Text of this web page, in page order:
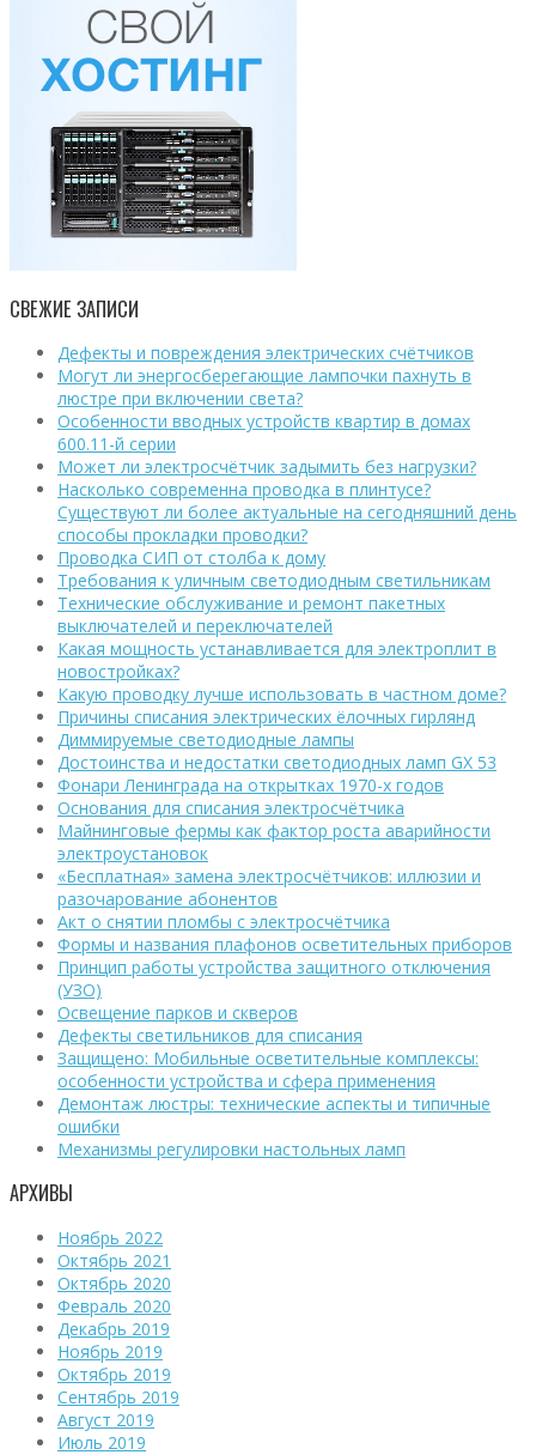
СВЕЖИЕ ЗАПИСИ
Дефекты и повреждения электрических счётчиков
Могут ли энергосберегающие лампочки пахнуть в
люстре при включении света?
Особенности вводных устройств квартир в домах
600.11-й серии
Может ли электросчётчик задымить без нагрузки?
Насколько современна проводка в плинтусе?
Существуют ли более актуальные на сегодняшний день
способы прокладки проводки?
Проводка СИП от столба к дому
Требования к уличным светодиодным светильникам
Технические обслуживание и ремонт пакетных
выключателей и переключателей
Какая мощность устанавливается для электроплит в
новостройках?
Какую проводку лучше использовать в частном доме?
Причины списания электрических ёлочных гирлянд
Диммируемые светодиодные лампы
Достоинства и недостатки светодиодных ламп GX 53
Фонари Ленинграда на открытках 1970-х годов
Основания для списания электросчётчика
Майнинговые фермы как фактор роста аварийности
электроустановок
«Бесплатная» замена электросчётчиков: иллюзии и
разочарование абонентов
Акт о снятии пломбы с электросчётчика
Формы и названия плафонов осветительных приборов
Принцип работы устройства защитного отключения
(УЗО)
Освещение парков и скверов
Дефекты светильников для списания
Защищено: Мобильные осветительные комплексы:
особенности устройства и сфера применения
Демонтаж люстры: технические аспекты и типичные
ошибки
Механизмы регулировки настольных ламп
АРХИВЫ
Ноябрь 2022
Октябрь 2021
Октябрь 2020
Февраль 2020
Декабрь 2019
Ноябрь 2019
Октябрь 2019
Сентябрь 2019
Август 2019
Июль 2019